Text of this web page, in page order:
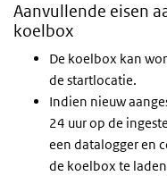
Aanvullende eisen
koelbox
De koelbox kan
de startlocatie.
Indien nieuw
24 uur op de
een datalogger en
de koelbox te